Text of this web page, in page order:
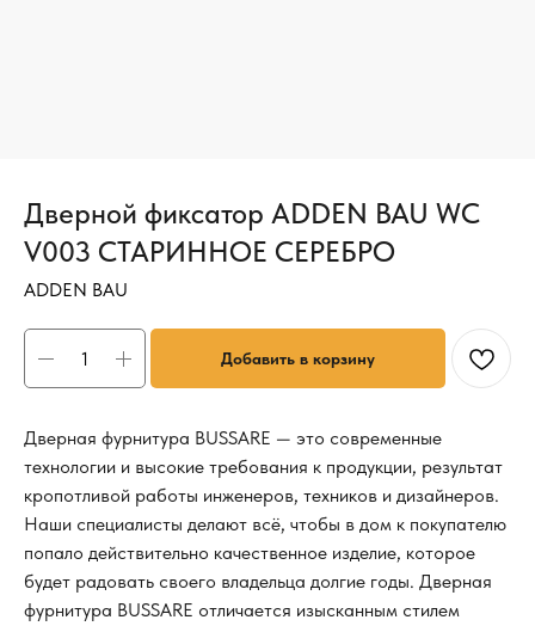
Дверной фиксатор ADDEN BAU WC
V003 СТАРИННОЕ СЕРЕБРО
ADDEN BAU
Добавить в корзину
Дверная фурнитура BUSSARE — это современные
технологии и высокие требования к продукции, результат
кропотливой работы инженеров, техников и дизайнеров.
Наши специалисты делают всё, чтобы в дом к покупателю
попало действительно качественное изделие, которое
будет радовать своего владельца долгие годы. Дверная
фурнитура BUSSARE отличается изысканным стилем